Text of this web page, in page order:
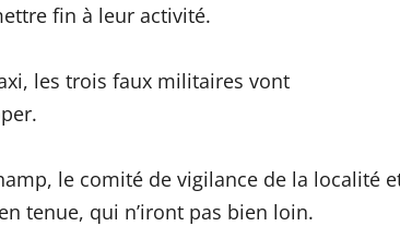
fin à leur activité.
les trois faux militaires vont
le comité de vigilance de la localité
tenue, qui n’iront pas bien loin.